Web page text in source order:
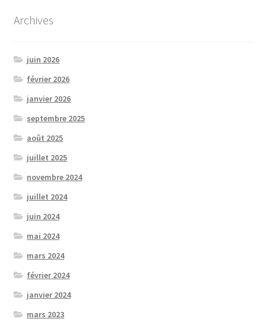
Archives
juin 2026
février 2026
janvier 2026
septembre 2025
août 2025
juillet 2025
novembre 2024
juillet 2024
juin 2024
mai 2024
mars 2024
février 2024
janvier 2024
mars 2023